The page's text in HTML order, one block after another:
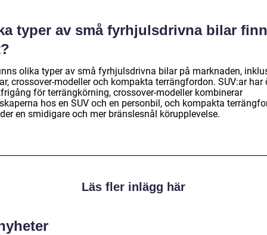
typer av små fyrhjulsdrivna bilar
olika typer av små fyrhjulsdrivna bilar på marknaden,
crossover-modeller och kompakta terrängfordon. SUV:ar har
för terrängkörning, crossover-modeller kombinerar
hos en SUV och en personbil, och kompakta
en smidigare och mer bränslesnål körupplevelse.
Läs fler inlägg här